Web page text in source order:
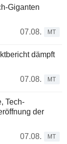
Giganten
07.08.
MT
dämpft
07.08.
MT
Tech-
der
07.08.
MT